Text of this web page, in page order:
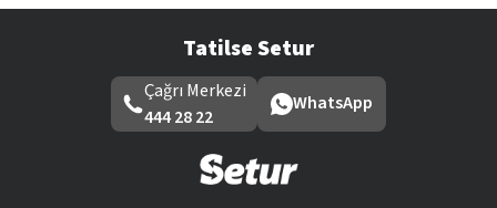
Tatilse Setur
Çağrı Merkezi
444 28 22
WhatsApp